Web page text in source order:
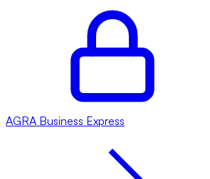
AGRA Business Express